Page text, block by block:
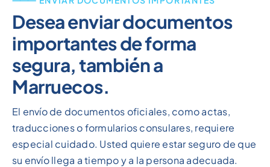
Desea enviar documentos
importantes de forma
segura, también a
Marruecos.
El envío de documentos oficiales, como actas,
traducciones o formularios consulares, requiere
especial cuidado. Usted quiere estar seguro de que
su envío llega a tiempo y a la persona adecuada.